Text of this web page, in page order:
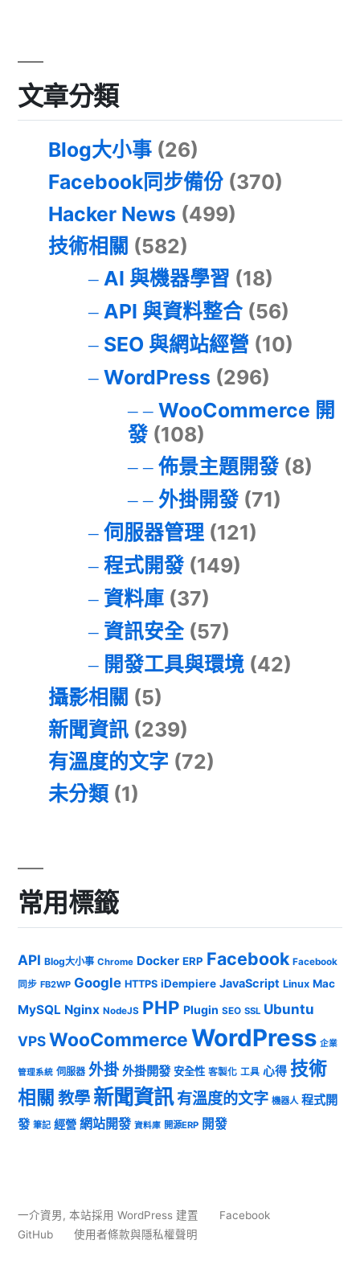
文章分類
Blog大小事 (26)
Facebook同步備份 (370)
Hacker News (499)
技術相關 (582)
AI 與機器學習 (18)
API 與資料整合(56)
SEO 與網站經營 (10)
WordPress (296)
WooCommerce 開
發(108)
佈景主題開發(8)
外掛開發(71)
伺服器管理(121)
程式開發(149)
資料庫(37)
資訊安全(57)
開發工具與環境(42)
攝影相關 (5)
新聞資訊 (239)
有溫度的文字 (72)
未分類 (1)
常用標籤
API Blog大小事 Chrome Docker ERP Facebook Facebook
同步 FB2WP Google HTTPS iDempiere JavaScript Linux Mac
MySQL Nginx NodeJS PHP Plugin SEO SSL Ubuntu
VPSWooCommerceWordPress 企業
管理系統 伺服器 外掛 外掛開發 安全性 客製化 工具 心得 技術
相關 教學 新聞資訊有溫度的文字 機器人 程式開
發 筆記 經營 網站開發 資料庫 開源ERP 開發
一介資男, 本站採用 WordPress 建置
Facebook
GitHub
使用者條款與隱私權聲明